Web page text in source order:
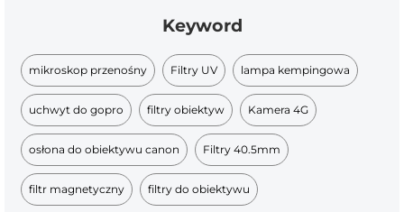
Keyword
mikroskop przenośny Filtry UV lampa kempingowa
uchwyt do gopro filtry obiektyw Kamera 4G
osłona do obiektywu canon Filtry 40.5mm
filtr magnetyczny filtry do obiektywu